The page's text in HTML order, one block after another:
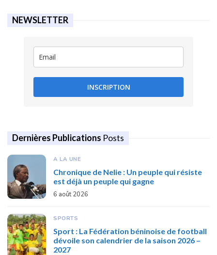
NEWSLETTER
INSCRIPTION
Dernières Publications Posts
A LA UNE
Chronique de Nelie : Un peuple qui résiste
est déjà un peuple qui gagne
6 août 2026
SPORTS
Sport : La Fédération béninoise de football
dévoile son calendrier de la saison 2026 –
2027